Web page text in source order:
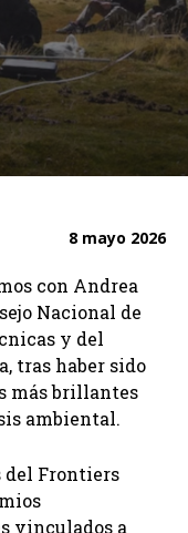
8 mayo 2026
con Andrea
Nacional de
y del
tras haber sido
más brillantes
ambiental.
del Frontiers
vinculados a